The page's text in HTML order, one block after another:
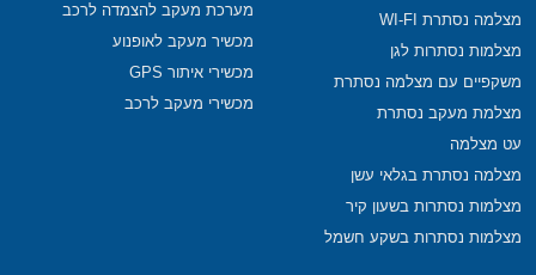
מצלמה נסתרת WI-FI
מצלמות נסתרות לגן
משקפיים עם מצלמה נסתרת
מצלמת מעקב נסתרת
עט מצלמה
מצלמה נסתרת בגלאי עשן
מצלמות נסתרות בשעון קיר
מצלמות נסתרות בשקע חשמל
מערכת מעקב להצמדה לרכב
מכשיר מעקב לאופנוע
מכשירי איתור GPS
מכשירי מעקב לרכב